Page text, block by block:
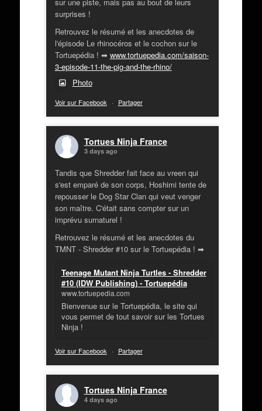
surprises !
Retrouvez le résumé et les anecdotes de
l'épisode Le rhinocéros et le cochon sur le
Tortuepédia ! ➡ www.tortuepedia.com/saison-
3-episode-11-the-pig-and-the-rhino/
Photo
Voir sur Facebook · Partager
Tortues Ninja France
3 days ago
Tandis que Shredder fait face au vreen qui
s'est emparé de son corps, Hoshimi tente de
repousser le Dog Star Clan qui veut venger
son maître. C'était sans compter sur un
imprévu surnaturel !
Retrouvez le résumé et les anecdotes du
TMNT - Shredder #10 sur le Tortuepédia ! ➡
Teenage Mutant Ninja Turtles - Shredder
#10 (IDW Publishing) - Tortuepédia
www.tortuepedia.com
Bienvenue sur le Tortuepédia, le site qui
vous permet de tout savoir sur les Tortues
Ninja !
Voir sur Facebook · Partager
Tortues Ninja France
4 days ago